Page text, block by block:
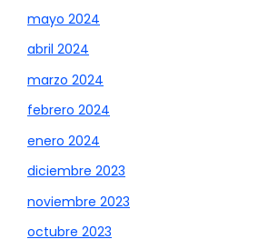
mayo 2024
abril 2024
marzo 2024
febrero 2024
enero 2024
diciembre 2023
noviembre 2023
octubre 2023